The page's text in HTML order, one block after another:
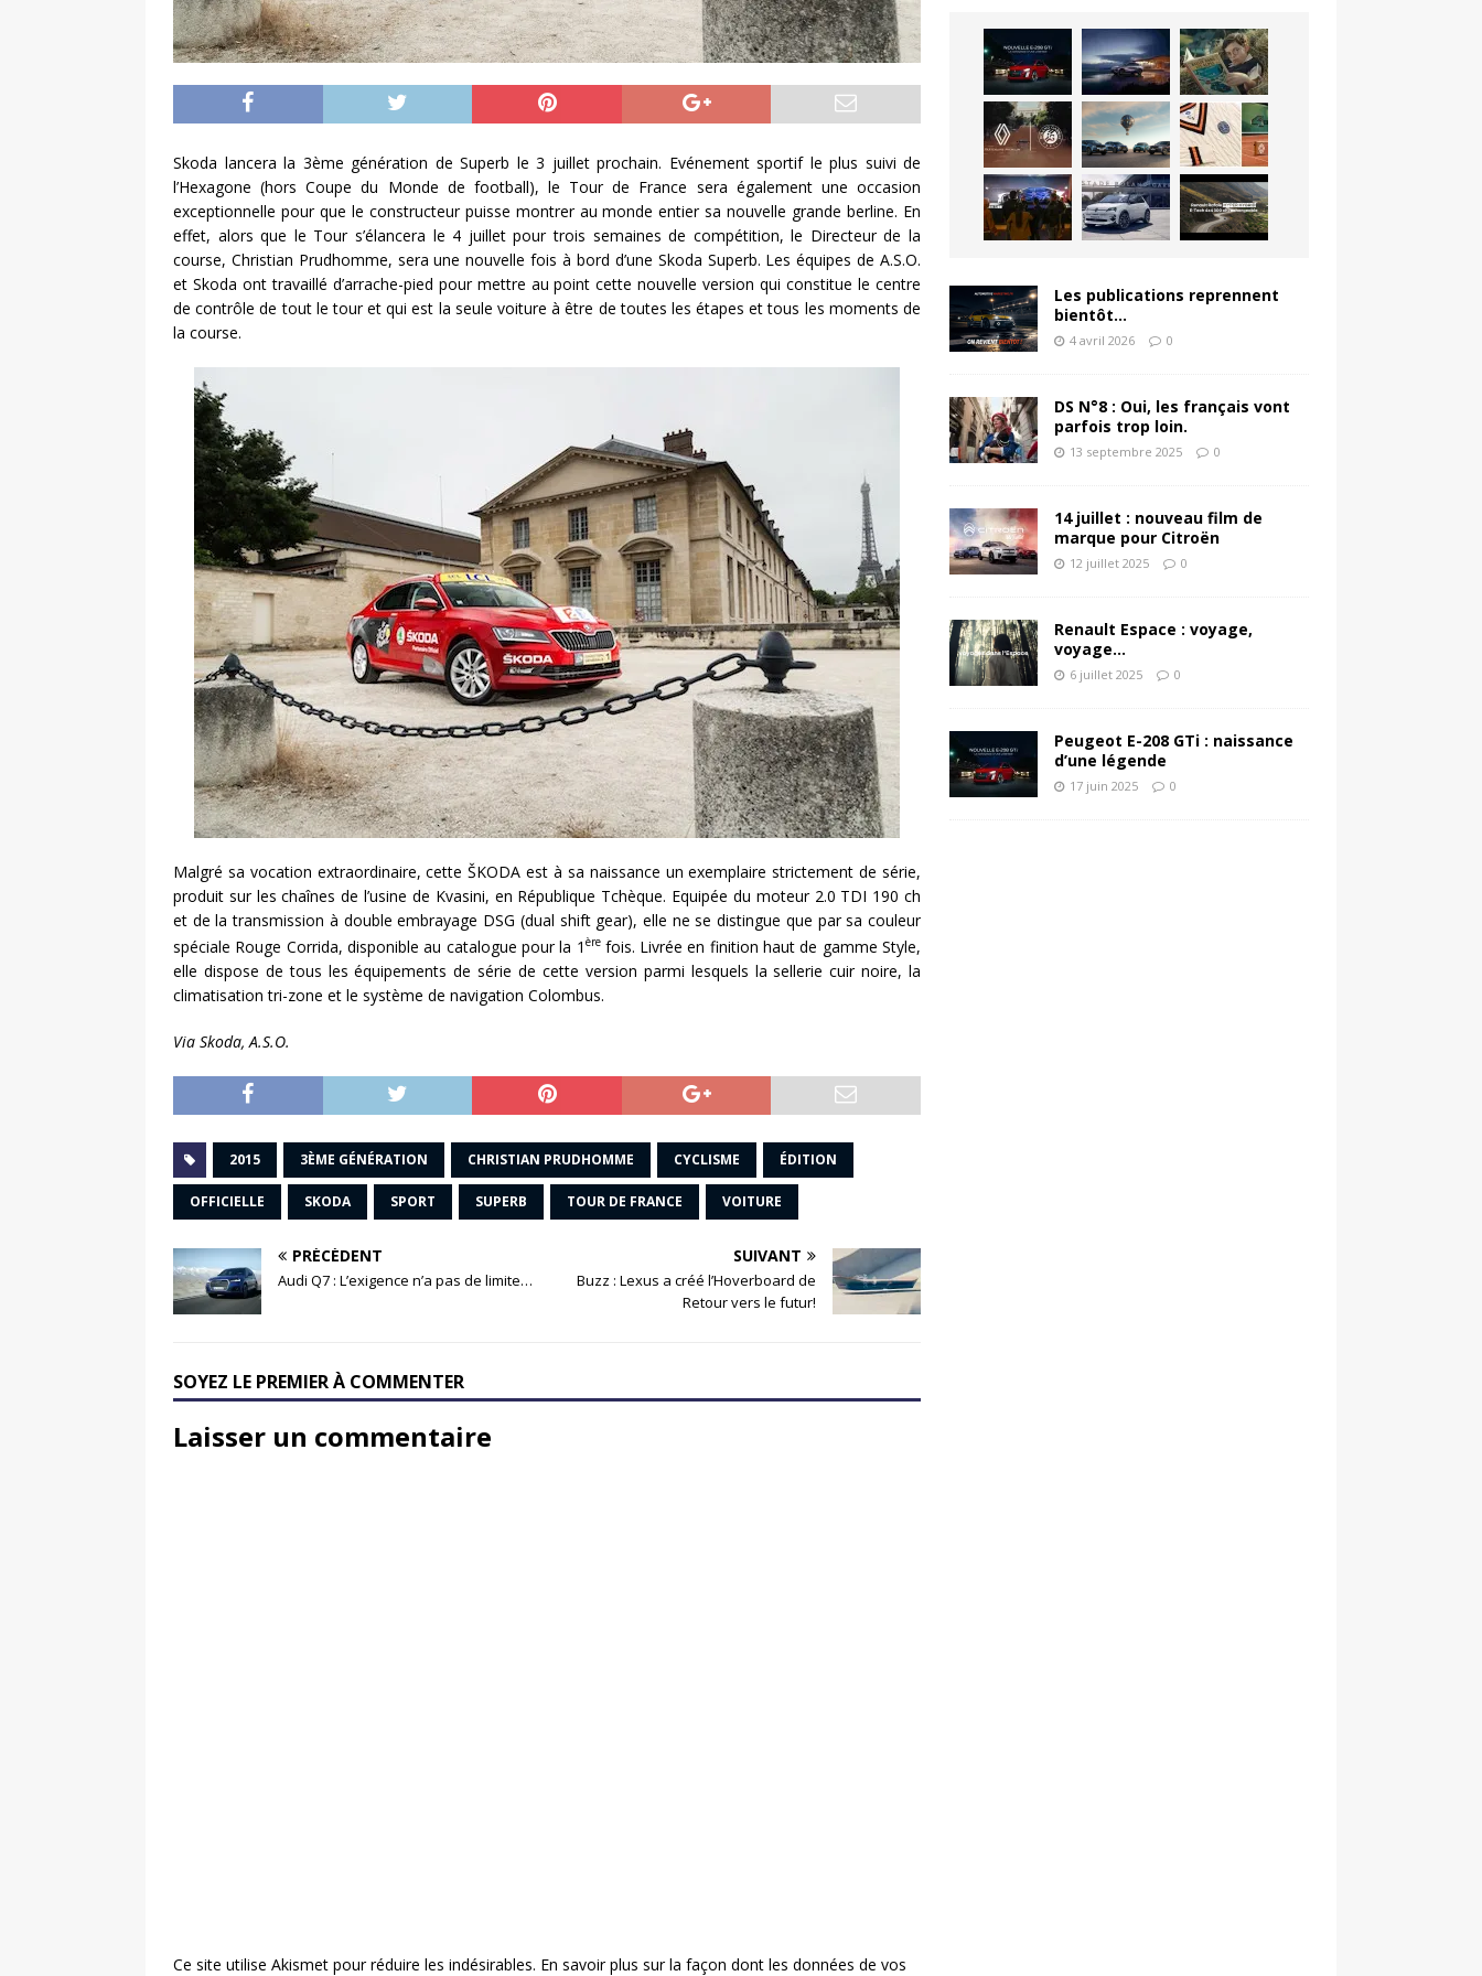
Skoda lancera la 3ème génération de Superb le 3 juillet prochain. Evénement sportif le plus suivi de
l’Hexagone (hors Coupe du Monde de football), le Tour de France sera également une occasion
exceptionnelle pour que le constructeur puisse montrer au monde entier sa nouvelle grande berline. En
effet, alors que le Tour s’élancera le 4 juillet pour trois semaines de compétition, le Directeur de la
course, Christian Prudhomme, sera une nouvelle fois à bord d’une Skoda Superb. Les équipes de A.S.O.
et Skoda ont travaillé d’arrache-pied pour mettre au point cette nouvelle version qui constitue le centre
de contrôle de tout le tour et qui est la seule voiture à être de toutes les étapes et tous les moments de
la course.
Malgré sa vocation extraordinaire, cette ŠKODA est à sa naissance un exemplaire strictement de série,
produit sur les chaînes de l’usine de Kvasini, en République Tchèque. Equipée du moteur 2.0 TDI 190 ch
et de la transmission à double embrayage DSG (dual shift gear), elle ne se distingue que par sa couleur
spéciale Rouge Corrida, disponible au catalogue pour la 1 èrefois. Livrée en finition haut de gamme Style,
elle dispose de tous les équipements de série de cette version parmi lesquels la sellerie cuir noire, la
climatisation tri-zone et le système de navigation Colombus.
Via Skoda, A.S.O.
2015 3ÈME GÉNÉRATION CHRISTIAN PRUDHOMME CYCLISME ÉDITION
OFFICIELLE SKODA SPORT SUPERB TOUR DE FRANCE VOITURE
PRÉCÉDENT
Audi Q7 : L’exigence n’a pas de limite…
SUIVANT
Buzz : Lexus a créé l’Hoverboard de
Retour vers le futur!
SOYEZ LE PREMIER À COMMENTER
Laisser un commentaire
Ce site utilise Akismet pour réduire les indésirables. En savoir plus sur la façon dont les données de vos
Les publications reprennent
bientôt…
4 avril 2026 0
DS N°8 : Oui, les français vont
parfois trop loin.
13 septembre 2025 0
14 juillet : nouveau film de
marque pour Citroën
12 juillet 2025 0
Renault Espace : voyage,
voyage…
6 juillet 2025 0
Peugeot E-208 GTi : naissance
d’une légende
17 juin 2025 0